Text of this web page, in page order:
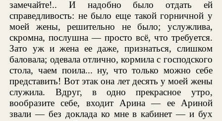
замечайте!.. И надобно было отдать ей
справедливость: не было еще такой горничной у
моей жены, решительно не было; услужлива,
скромна, послушна — просто всё, что требуется.
Зато уж и жена ее даже, признаться, слишком
баловала; одевала отлично, кормила с господского
стола, чаем поила... ну, что только можно себе
представить! Вот этак она лет десять у моей жены
служила. Вдруг, в одно прекрасное утро,
вообразите себе, входит Арина — ее Ариной
звали — без доклада ко мне в кабинет — и бух